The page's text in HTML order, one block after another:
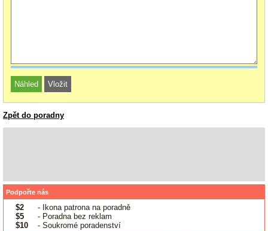
Zpět do poradny
Podpořte nás
$2
- Ikona patrona na poradně
$5
- Poradna bez reklam
$10
- Soukromé poradenství